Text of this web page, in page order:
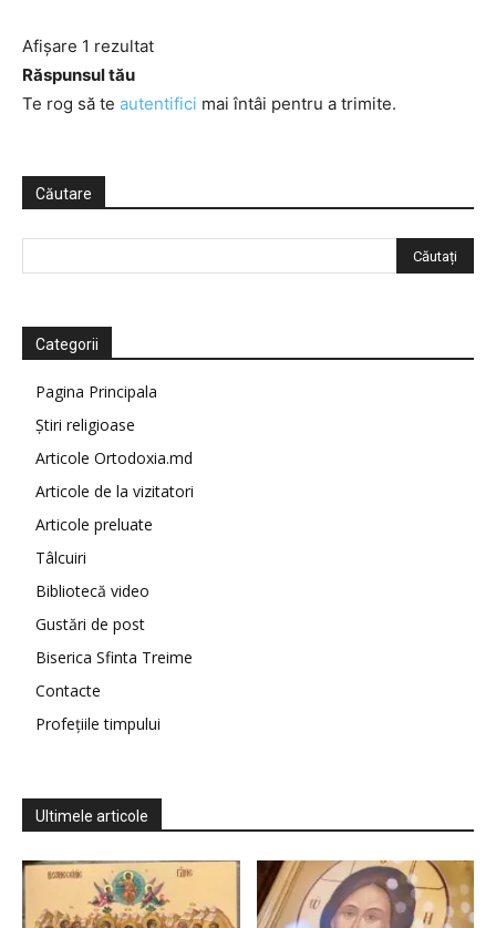
Afișare 1 rezultat
Răspunsul tău
Te rog să te autentifici mai întâi pentru a trimite.
Căutare
Categorii
Pagina Principala
Știri religioase
Articole Ortodoxia.md
Articole de la vizitatori
Articole preluate
Tâlcuiri
Bibliotecă video
Gustări de post
Biserica Sfinta Treime
Contacte
Profețiile timpului
Ultimele articole